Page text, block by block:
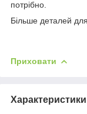
потрібно.
Більше деталей
Приховати
Характеристики